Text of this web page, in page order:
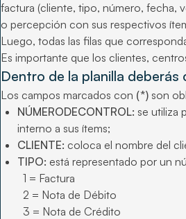
factura (cliente, tipo, número, fecha,
o percepción con sus respectivos
Luego, todas las filas que
Es importante que los clientes,
Dentro de la planilla
Los campos marcados con (*) son
NÚMERODECONTROL: se utiliza
interno a sus ítems;
CLIENTE: coloca el nombre del
TIPO: está representado por un
1 = Factura
2 = Nota de Débito
3 = Nota de Crédito